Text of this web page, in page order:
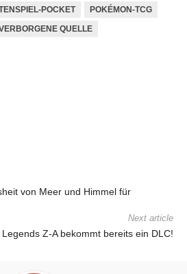
POCKET
POKÉMON-TCG
QUELLE
von Meer und Himmel für
Next article
Z-A bekommt bereits ein DLC!